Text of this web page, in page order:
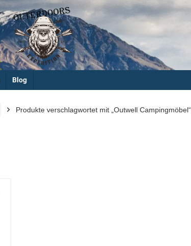
Blog
Produkte verschlagwortet mit „Outwell Campingmöbel“